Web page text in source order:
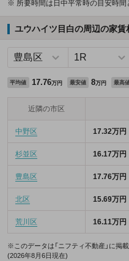
※ 所要時間は日中平常時の目安時間
ユウハイツ目白の周辺の家賃
平均値 17.76万円 最安値 8万円 最高値
近隣の市区
中野区 17.32万円
杉並区 16.17万円
豊島区 17.76万円
北区 15.69万円
荒川区 16.11万円
※このデータは「ニフティ不動産」に掲
(2026年8月6日現在)